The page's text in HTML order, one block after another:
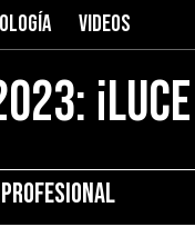
VIDEOS